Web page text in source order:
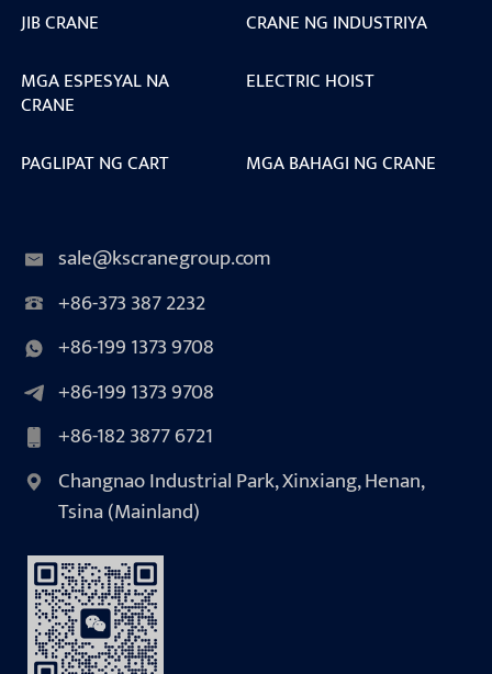
JIB CRANE
CRANE NG INDUSTRIYA
MGA ESPESYAL NA
CRANE
ELECTRIC HOIST
PAGLIPAT NG CART MGA BAHAGI NG CRANE
sale@kscranegroup.com
+86-373 387 2232
+86-199 1373 9708
+86-199 1373 9708
+86-182 3877 6721
Changnao Industrial Park, Xinxiang, Henan,
Tsina (Mainland)